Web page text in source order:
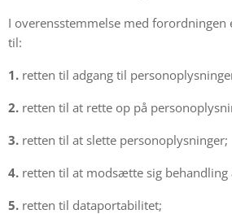
I overensstemmelse med forordningen
til:
1. retten til adgang til
2. retten til at rette op på
3. retten til at slette personoplysninger;
4. retten til at modsætte sig behandling
5. retten til dataportabilitet;